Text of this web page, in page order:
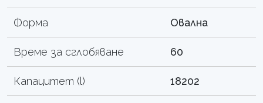
Форма Овална
Време за сглобяване 60
Капацитет (l) 18202